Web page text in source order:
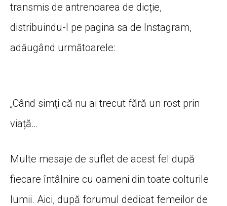
transmis de antrenoarea de dicție,
distribuindu-l pe pagina sa de Instagram,
adăugând următoarele:
„Când simți că nu ai trecut fără un rost prin
viață…
Multe mesaje de suflet de acest fel după
fiecare întâlnire cu oameni din toate colturile
lumii. Aici, după forumul dedicat femeilor de